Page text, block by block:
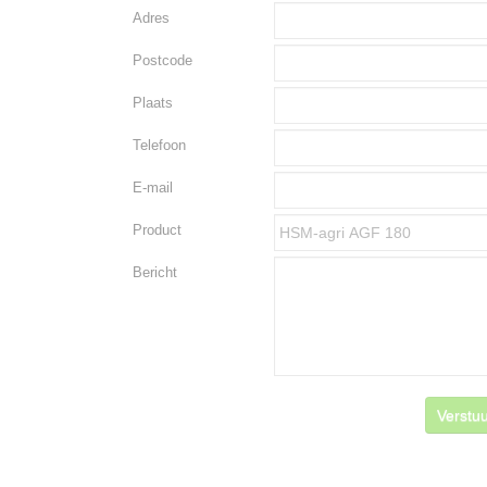
Adres
Postcode
Plaats
Telefoon
E-mail
Product
Bericht